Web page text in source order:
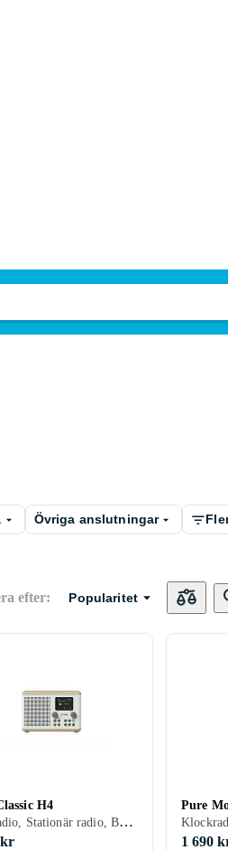
Övriga anslutningar
efter: Popularitet
H4
Köksradio, Stationär radio, Bärbar radio, FM, DAB, DAB+, Klockradio med alarm, USB, Analog 3,5mm-ingång (Aux)
kr
Pure
1 690